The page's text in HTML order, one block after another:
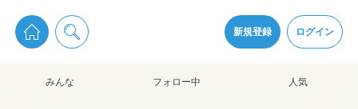
新規登録 ログイン
pixiv Sketchは2024年5月28日付で プライパシーポリシーを改定しました。
通知を受け取るにはここをクリックします
pixiv Sketchアプリでさらに快適に！
みんな フォロー中 人気